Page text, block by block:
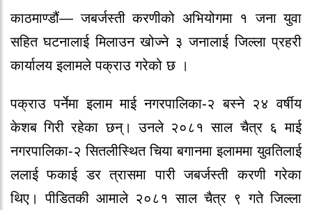
काठमाण्डौं—जबर्जस्ती करणीको अभियोगमा १ जना युवा
सहित घटनालाई मिलाउन खोज्ने ३ जनालाई जिल्ला प्रहरी
कार्यालय इलामले पक्राउ गरेको छ ।
पक्राउ पर्नेमा इलाम माई नगरपालिका-२ बस्ने २४ वर्षीय
केशब गिरी रहेका छन्। उनले २०८१ साल चैत्र ६ माई
नगरपालिका-२ सितलीस्थित चिया बगानमा इलाममा युवतिलाई
ललाई फकाई डर त्रासमा पारी जबर्जस्ती करणी गरेका
थिए। पीडितकी आमाले २०८१ साल चैत्र ९ गते जिल्ला